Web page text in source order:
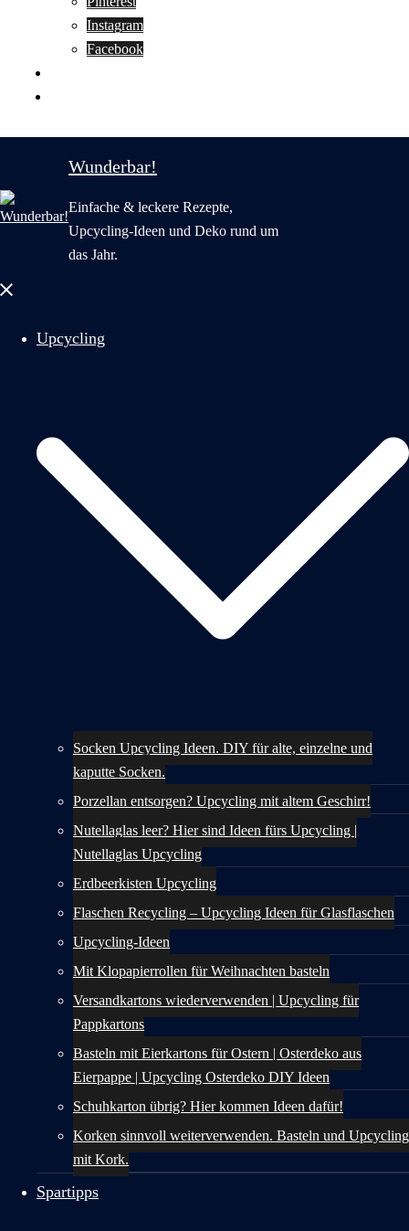
Instagram
Facebook
Wunderbar!
Einfache & leckere Rezepte,
Upcycling-Ideen und Deko rund um
das Jahr.
Menü
Upcycling
Socken Upcycling Ideen. DIY für alte, einzelne und
kaputte Socken.
Porzellan entsorgen? Upcycling mit altem Geschirr!
Nutellaglas leer? Hier sind Ideen fürs Upcycling |
Nutellaglas Upcycling
Erdbeerkisten Upcycling
Flaschen Recycling – Upcycling Ideen für Glasflaschen
Upcycling-Ideen
Mit Klopapierrollen für Weihnachten basteln
Versandkartons wiederverwenden | Upcycling für
Pappkartons
Basteln mit Eierkartons für Ostern | Osterdeko aus
Eierpappe | Upcycling Osterdeko DIY Ideen
Schuhkarton übrig? Hier kommen Ideen dafür!
Korken sinnvoll weiterverwenden. Basteln und Upcycling
mit Kork.
Spartipps